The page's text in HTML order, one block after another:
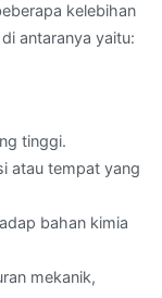
kelebihan
antaranya yaitu:
tinggi.
atau tempat yang
bahan kimia
mekanik,